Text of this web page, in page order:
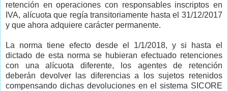
retención en operaciones con responsables inscriptos en
IVA, alícuota que regía transitoriamente hasta el 31/12/2017
y que ahora adquiere carácter permanente.
La norma tiene efecto desde el 1/1/2018, y si hasta el
dictado de esta norma se hubieran efectuado retenciones
con una alícuota diferente, los agentes de retención
deberán devolver las diferencias a los sujetos retenidos
compensando dichas devoluciones en el sistema SICORE